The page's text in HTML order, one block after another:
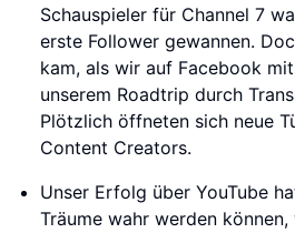
Schauspieler für Channel 7
erste Follower gewannen.
kam, als wir auf Facebook
unserem Roadtrip durch
Plötzlich öffneten sich neue
Content Creators.
Unser Erfolg über YouTube
Träume wahr werden können,